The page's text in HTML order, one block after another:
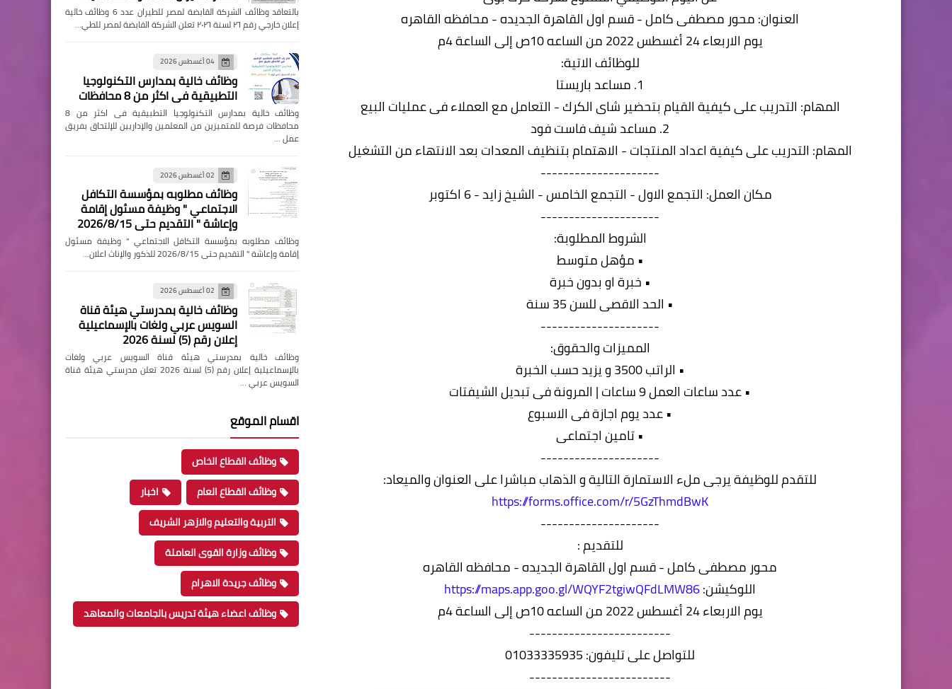
العنوان: محور مصطفى كامل - قسم اول القاهرة الجديده - محافظه القاهره
يوم الاربعاء 24 أغسطس 2022 من الساعه 10ص إلى الساعة 4م
للوظائف الاتية:
1. مساعد باريستا
المهام: التدريب على كيفية القيام بتحضير شاى الكرك - التعامل مع العملاء فى عمليات البيع
2. مساعد شيف فاست فود
المهام: التدريب على كيفية اعداد المنتجات - الاهتمام بتنظيف المعدات بعد الانتهاء من التشغيل
---------------------
مكان العمل: التجمع الاول - التجمع الخامس - الشيخ زايد - 6 اكتوبر
---------------------
الشروط المطلوبة:
• مؤهل متوسط
• خبرة او بدون خبرة
• الحد الاقصى للسن 35 سنة
---------------------
المميزات والحقوق:
• الراتب 3500 و يزيد حسب الخبرة
• عدد ساعات العمل 9 ساعات | المرونة فى تبديل الشيفتات
• عدد يوم اجازة فى الاسبوع
• تامين اجتماعى
---------------------
للتقدم للوظيفة يرجى ملء الاستمارة التالية و الذهاب مباشرا على العنوان والميعاد:
https://forms.office.com/r/5GzThmdBwK
---------------------
للتقديم :
محور مصطفى كامل - قسم اول القاهرة الجديده - محافظه القاهره
اللوكيشن:https://maps.app.goo.gl/WQYF2tgiwQFdLMW86
يوم الاربعاء 24 أغسطس 2022 من الساعه 10ص إلى الساعة 4م
-------------------------
للتواصل على تليفون: 01033335935
-------------------------
بالتعاقد وظائف الشركة القابضة لمصر للطيران عدد 6 وظائف خالية
إعلان خارجي رقم ٢٦ لسنة ٢٠٢٦ تعلن الشركة القابضة لمصر للطي…
04 أغسطس 2026
وظائف خالية بمدارس التكنولوجيا
التطبيقية فى اكثر من 8 محافظات
وظائف خالية بمدارس التكنولوجيا التطبيقية فى اكثر من 8
محافظات فرصة للمتميزين من المعلمين والإداريين للإلتحاق بفريق
عمل …
02 أغسطس 2026
وظائف مطلوبه بمؤسسة التكافل
الاجتماعي " وظيفة مسئول إقامة
وإعاشة " التقديم حتى 2026/8/15
وظائف مطلوبه بمؤسسة التكافل الاجتماعي " وظيفة مسئول
إقامة وإعاشة " التقديم حتى 2026/8/15 للذكور والإناث اعلان…
02 أغسطس 2026
وظائف خالية بمدرستي هيئة قناة
السويس عربي ولغات بالإسماعيلية
إعلان رقم (5) لسنة 2026
وظائف خالية بمدرستي هيئة قناة السويس عربي ولغات
بالإسماعيلية إعلان رقم (5) لسنة 2026 تعلن مدرستي هيئة قناة
السويس عربي …
اقسام الموقع
وظائف القطاع الخاص
وظائف القطاع العام
اخبار
التربية والتعليم والازهر الشريف
وظائف وزارة القوى العاملة
وظائف جريدة الاهرام
وظائف اعضاء هيئة تدريس بالجامعات والمعاهد